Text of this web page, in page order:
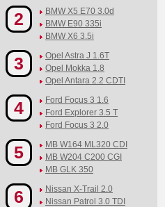
2
BMW X5 E70 3.0d
BMW E90 335i
BMW X6 3.5i
3
Opel Astra J 1.6T
Opel Mokka 1.8
Opel Antara 2.2 CDTI
4
Ford Focus 3 1.6
Ford Explorer 3.5 T
Ford Focus 3 2.0
5
MB W164 ML320 CDI
MB W204 C200 CGI
MB GLK 350
6
Nissan X-Trail 2.0
Nissan Patrol 3.0 TDI